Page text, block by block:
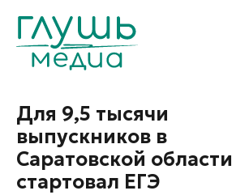
Для 9,5 тысячи
выпускников в
Саратовской области
стартовал ЕГЭ